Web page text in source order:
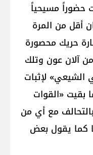
حضوراً مسيحياً
35 % وإن كان أقل من المرة
حريك محصورة
من آلان عون وتلك
الشيعي» لإثبات
بقيت «القوات
مع أي من
كما يقول بعض